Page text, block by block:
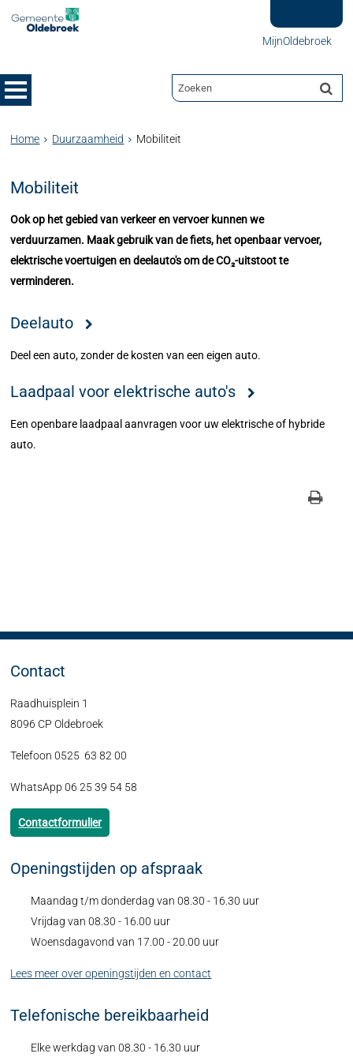
MijnOldebroek
Home Duurzaamheid Mobiliteit
Mobiliteit
Ook op het gebied van verkeer en vervoer kunnen we
verduurzamen. Maak gebruik van de fiets, het openbaar vervoer,
elektrische voertuigen en deelauto's om de CO₂-uitstoot te
verminderen.
Deelauto
Deel een auto, zonder de kosten van een eigen auto.
Laadpaal voor elektrische auto's
Een openbare laadpaal aanvragen voor uw elektrische of hybride
auto.
Contact
Raadhuisplein 1
8096 CP Oldebroek
Telefoon 0525 63 82 00
WhatsApp 06 25 39 54 58
Contactformulier
Openingstijden op afspraak
Maandag t/m donderdag van 08.30 - 16.30 uur
Vrijdag van 08.30 - 16.00 uur
Woensdagavond van 17.00 - 20.00 uur
Lees meer over openingstijden en contact
Telefonische bereikbaarheid
Elke werkdag van 08.30 - 16.30 uur